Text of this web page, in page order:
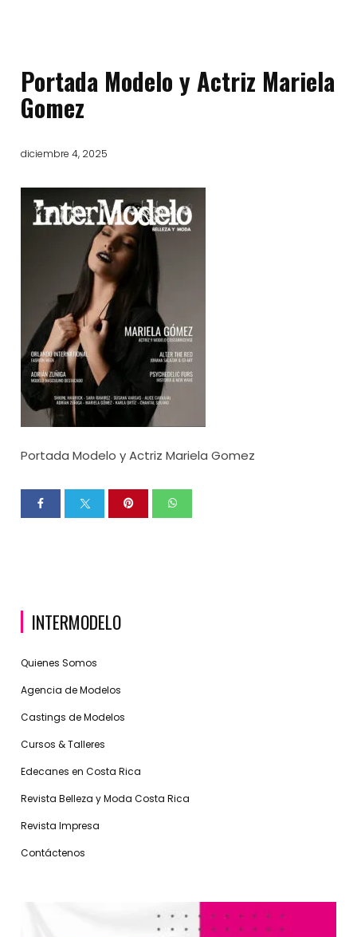
Portada Modelo y Actriz Mariela
Gomez
diciembre 4, 2025
Portada Modelo y Actriz Mariela Gomez
INTERMODELO
Quienes Somos
Agencia de Modelos
Castings de Modelos
Cursos & Talleres
Edecanes en Costa Rica
Revista Belleza y Moda Costa Rica
Revista Impresa
Contáctenos